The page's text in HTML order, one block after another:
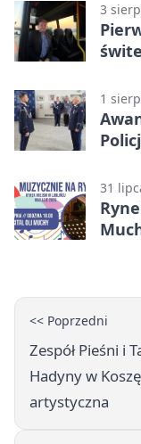
3
1
31
<< Poprzedni
Zespół Pieśni i
Hadyny w
artystyczna